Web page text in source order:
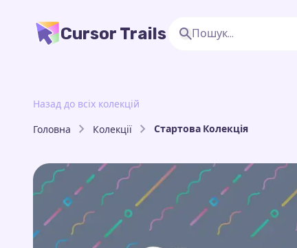
Cursor Trails
Назад до всіх колекцій
Головна Колекції Стартова Колекція